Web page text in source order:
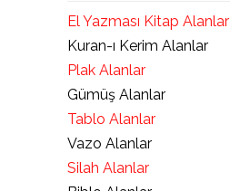
El Yazması Kitap Alanlar
Kuran-ı Kerim Alanlar
Plak Alanlar
Gümüş Alanlar
Tablo Alanlar
Vazo Alanlar
Silah Alanlar